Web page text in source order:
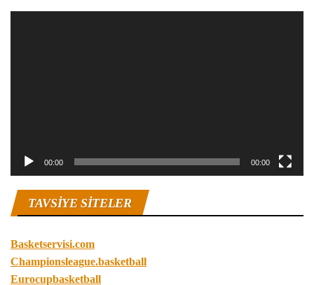
00:00 00:00
TAVSIYE SITELER
Basketservisi.com
Championsleague.basketball
Eurocupbasketball